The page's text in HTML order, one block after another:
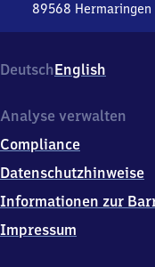
89568 Hermaringen
1,
8
5
8
Hermaringen
DeutschEnglish
Analyse verwalten
Compliance
Datenschutzhinweise
Informationen zur
Impressum